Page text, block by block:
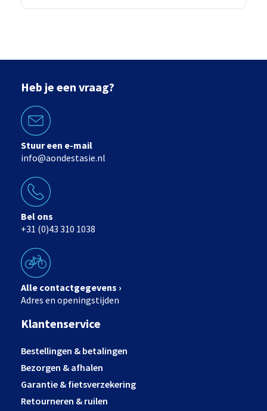
Heb je een vraag?
Stuur een e-mail
info@aondestasie.nl
Bel ons
+31 (0)43 310 1038
Alle contactgegevens ›
Adres en openingstijden
Klantenservice
Bestellingen & betalingen
Bezorgen & afhalen
Garantie & fietsverzekering
Retourneren & ruilen